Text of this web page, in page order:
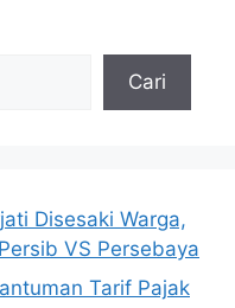
Cari
Disesaki Warga,
VS Persebaya
Tarif Pajak